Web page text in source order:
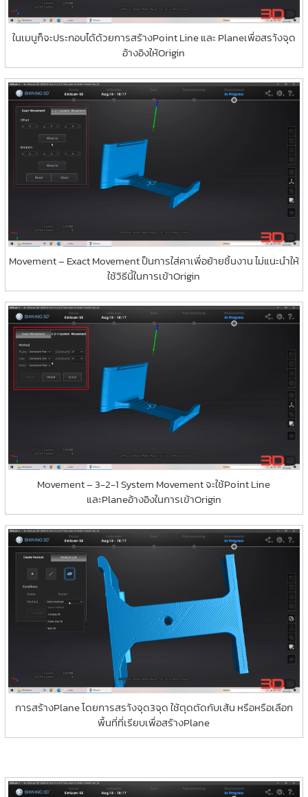
ในเมนูก็จะประกอบได้ด้วยการสร้างPoint Line และ Planeเพื่อสรา้งจุด
อ้างอิงให้Origin
Movement – Exact Movement ป็นการใส่คาเพื่อย้ายชิ้นงาน ไม่แนะนำให้
ใช้วิธีนี้ในการเข้าOrigin
Movement – 3-2-1 System Movement จะใช้Point Line
และPlaneอ้างอิงในการเข้าOrigin
การสร้างPlane โดยการสรา้งจุด3จุด ใช้ตุดตัดกับเส้น หรือหรือเลือก
พื้นที่ที่เรียบเพื่อสร้างPlane